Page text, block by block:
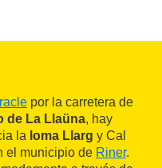
por la carretera de
de La Llaüna, hay
la loma Llarg y Cal
el municipio de Riner.